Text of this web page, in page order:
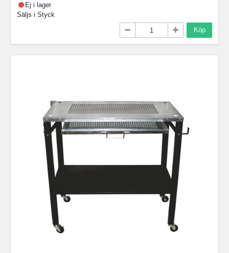
Ej i lager
Säljs i Styck
Köp